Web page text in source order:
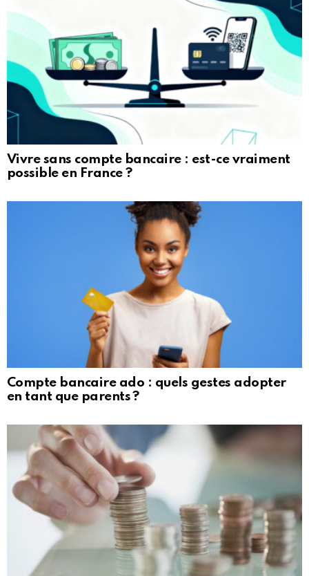
Vivre sans compte bancaire : est-ce vraiment
possible en France ?
Compte bancaire ado : quels gestes adopter
en tant que parents ?